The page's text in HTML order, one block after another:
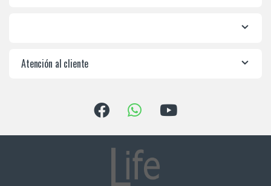
Atención al cliente